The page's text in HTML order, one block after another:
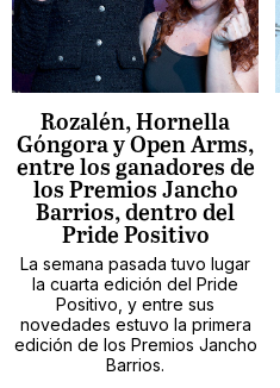
Rozalén, Hornella
Góngora y Open Arms,
entre los ganadores de
los Premios Jancho
Barrios, dentro del
Pride Positivo
La semana pasada tuvo lugar
la cuarta edición del Pride
Positivo, y entre sus
novedades estuvo la primera
edición de los Premios Jancho
Barrios.